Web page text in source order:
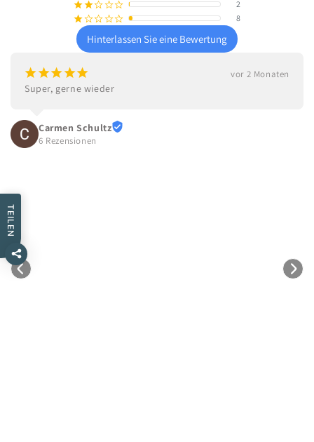
¡¡¢¢¢ 2
¡¢¢¢¢ 8
Hinterlassen Sie eine Bewertung
¡¡¡¡¡ vor 2 Monaten
Super, gerne wieder
Carmen Schultz
6 Rezensionen
TEILEN